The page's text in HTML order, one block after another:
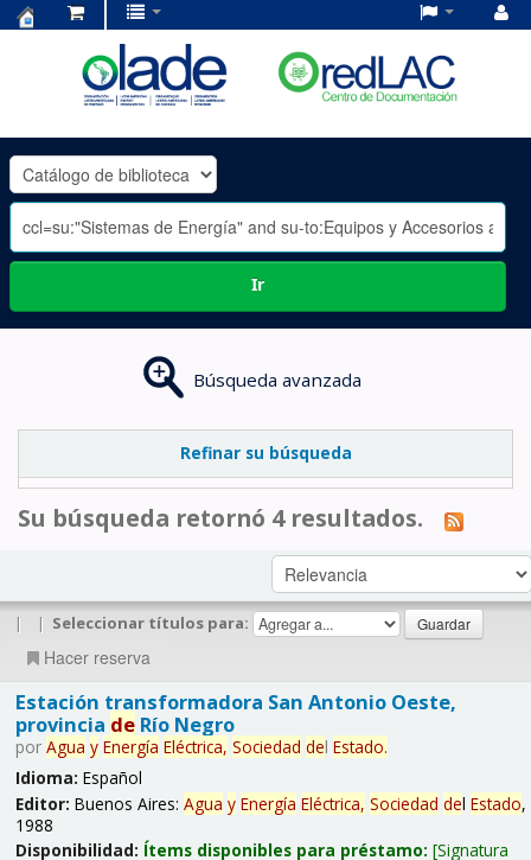
OLADE
-
Ir
Búsqueda avanzada
Refinar su búsqueda
Su búsqueda retornó 4 resultados.
| | Seleccionar títulos para:
Hacer reserva
Estación transformadora San Antonio Oeste,
provincia deRío Negro
por Agua y Energía Eléctrica, Sociedad del Estado.
Idioma: Español
Editor: Buenos Aires: Agua y Energía Eléctrica, Sociedad del Estado,
1988
Disponibilidad: Ítems disponibles para préstamo: Signatura